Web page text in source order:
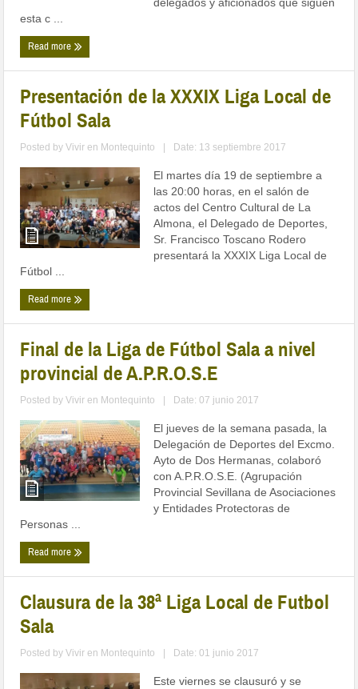
delegados y aficionados que siguen
esta c ...
Read more
Presentación de la XXXIX Liga Local de
Fútbol Sala
Posted byVivir en Montequinto Date: 13 septiembre 2017
El martes día 19 de septiembre a
las 20:00 horas, en el salón de
actos del Centro Cultural de La
Almona, el Delegado de Deportes,
Sr. Francisco Toscano Rodero
presentará la XXXIX Liga Local de
Fútbol ...
Read more
Final de la Liga de Fútbol Sala a nivel
provincial de A.P.R.O.S.E
Posted byVivir en Montequinto Date: 07 junio 2017
El jueves de la semana pasada, la
Delegación de Deportes del Excmo.
Ayto de Dos Hermanas, colaboró
con A.P.R.O.S.E. (Agrupación
Provincial Sevillana de Asociaciones
y Entidades Protectoras de
Personas ...
Read more
Clausura de la 38ª Liga Local de Futbol
Sala
Posted byVivir en Montequinto Date: 01 junio 2017
Este viernes se clausuró y se